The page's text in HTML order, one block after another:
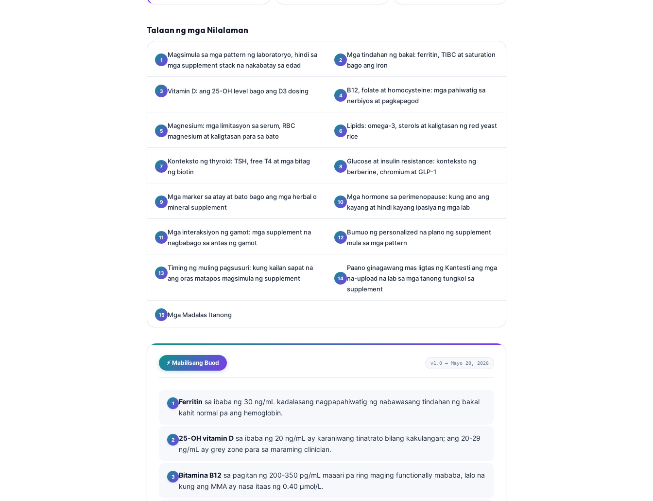
Talaan ng mga Nilalaman
Magsimula sa mga pattern ng laboratoryo, hindi sa
mga supplement stack na nakabatay sa edad
Mga tindahan ng bakal: ferritin, TIBC at saturation
bago ang iron
Vitamin D: ang 25-OH level bago ang D3 dosing
B12, folate at homocysteine: mga pahiwatig sa
nerbiyos at pagkapagod
Magnesium: mga limitasyon sa serum, RBC
magnesium at kaligtasan para sa bato
Lipids: omega-3, sterols at kaligtasan ng red yeast
rice
Konteksto ng thyroid: TSH, free T4 at mga bitag
ng biotin
Glucose at insulin resistance: konteksto ng
berberine, chromium at GLP-1
Mga marker sa atay at bato bago ang mga herbal o
mineral supplement
Mga hormone sa perimenopause: kung ano ang
kayang at hindi kayang ipasiya ng mga lab
Mga interaksiyon ng gamot: mga supplement na
nagbabago sa antas ng gamot
Bumuo ng personalized na plano ng supplement
mula sa mga pattern
Timing ng muling pagsusuri: kung kailan sapat na
ang oras matapos magsimula ng supplement
Paano ginagawang mas ligtas ng Kantesti ang mga
na-upload na lab sa mga tanong tungkol sa
supplement
Mga Madalas Itanong
⚡ Mabilisang Buod v1.0 — Mayo 20, 2026
Ferritin sa ibaba ng 30 ng/mL kadalasang nagpapahiwatig ng nabawasang tindahan ng bakal
kahit normal pa ang hemoglobin.
25-OH vitamin D sa ibaba ng 20 ng/mL ay karaniwang tinatrato bilang kakulangan; ang 20-29
ng/mL ay grey zone para sa maraming clinician.
Bitamina B12 sa pagitan ng 200-350 pg/mL maaari pa ring maging functionally mababa, lalo na
kung ang MMA ay nasa itaas ng 0.40 µmol/L.